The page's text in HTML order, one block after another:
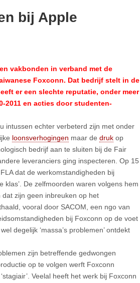
bij Apple
vakbonden in verband met de
Foxconn. Dat bedrijf stelt in de
er een slechte reputatie, onder meer
2011 en acties door studenten-
intussen echter verbeterd zijn met onder
loonsverhogingen maar de druk op
bedrijf aan te sluiten bij de Fair
leveranciers ging inspecteren. Op 15
dat de werkomstandigheden bij
klas’. De zelfmoorden waren volgens hem
dat zijn geen inbreuken op het
vooral door SACOM, een ngo van
bij Foxconn op de voet
degelijk ‘massa’s problemen’ ontdekt
zijn betreffende gedwongen
op te volgen werft Foxconn
Veelal heeft het werk bij Foxconn